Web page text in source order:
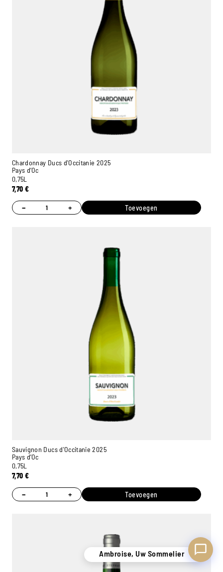
Chardonnay Ducs d'Occitanie 2025
Pays d’Oc
0,75L
7,70 €
− + Toevoegen
Sauvignon Ducs d'Occitanie 2025
Pays d’Oc
0,75L
7,70 €
− + Toevoegen
Ambroise, Uw Sommelier
Ambroise, Uw Sommelier
Beschikbaar om u te adviseren